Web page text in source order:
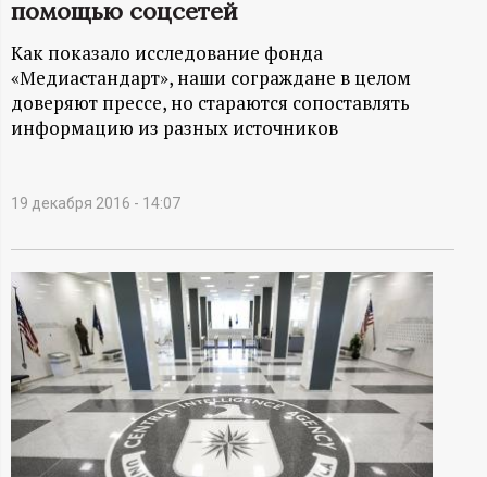
А
Н
-
и
н
ф
о
р
м
помощью соцсетей
Как показало исследование фонда
«Медиастандарт», наши сограждане в целом
доверяют прессе, но стараются сопоставлять
информацию из разных источников
19 декабря 2016 - 14:07